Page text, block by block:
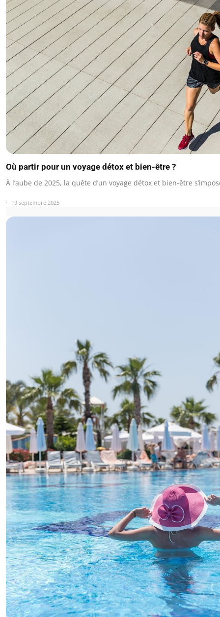
Où partir pour un voyage détox et bien-être ?
À l’aube de 2025, la quête d’un voyage détox et bien-être
19 septembre 2025